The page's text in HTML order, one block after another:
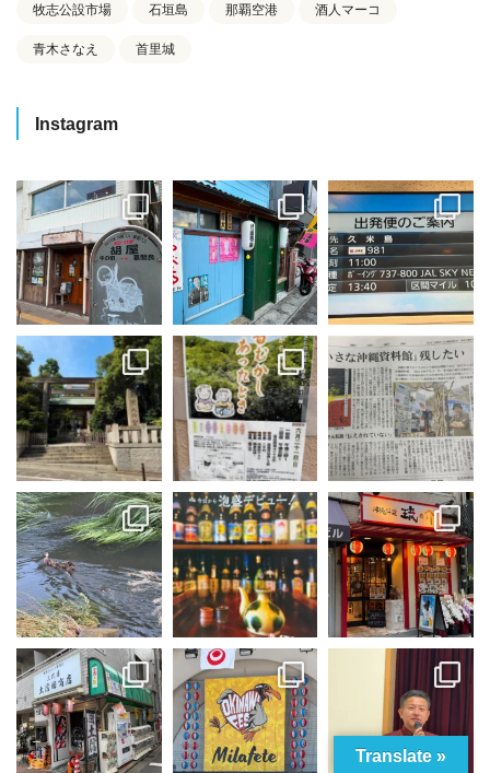
牧志公設市場 石垣島 那覇空港 酒人マーコ
青木さなえ 首里城
Instagram
Translate »